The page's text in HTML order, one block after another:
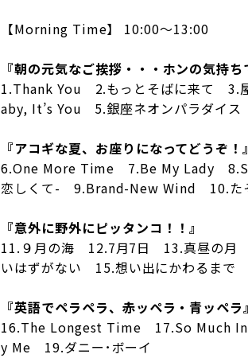
【Morning Time】 10:00〜13:00
『朝の元気なご挨拶・・・ホンの気持ち
1.Thank You 2.もっとそばに来て 3.
aby, It’s You 5.銀座ネオンパラダイス
『アコギな夏、お座りになってどうぞ！』
6.One More Time 7.Be My Lady
恋しくて- 9.Brand-New Wind 10.た
『意外に野外にピッタンコ！！』
11.９月の海 12.7月7日 13.真昼の月
いはずがない 15.想い出にかわるまで
『英語でペラペラ、赤ッペラ・青ッペラ
16.The Longest Time 17.So Much
y Me 19.ダニー･ボーイ